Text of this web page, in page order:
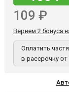
109 ₽
Вернем 2 бонуса
Оплатить
в рассрочку